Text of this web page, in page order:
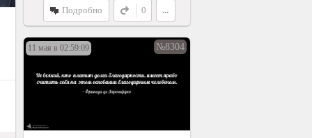
Подробно 0 ...
11 мая в 02:59:09 №8304